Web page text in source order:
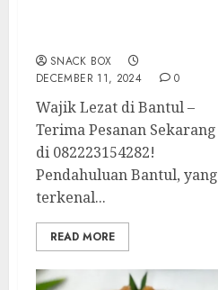
SNACK BOX
DECEMBER 11, 2024
0
Wajik Lezat di Bantul –
Terima Pesanan Sekarang
di 082223154282!
Pendahuluan Bantul, yang
terkenal...
READ MORE